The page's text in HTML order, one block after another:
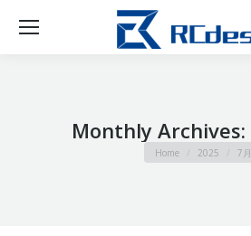
Monthly Archives:
You are here:
Home 2025 7月